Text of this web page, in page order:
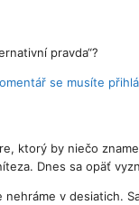
pravda“?
se musíte
ktorý by niečo
Dnes sa opäť
v desiatich.